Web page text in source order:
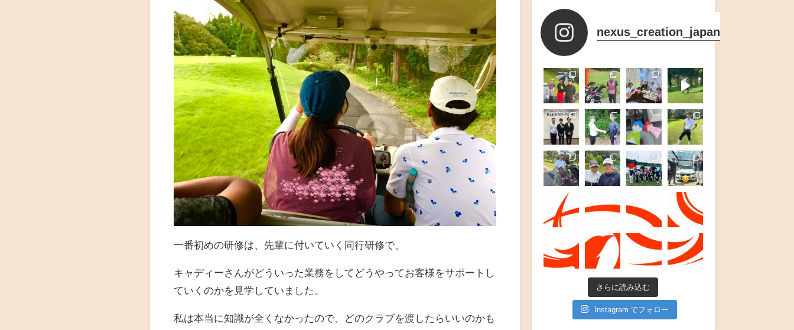
一番初めの研修は、先輩に付いていく同行研修で、
キャディーさんがどういった業務をしてどうやってお客様をサポートし
ていくのかを見学していました。
私は本当に知識が全くなかったので、どのクラブを渡したらいいのかも
nexus_creation_japan
さらに読み込む
Instagram でフォロー